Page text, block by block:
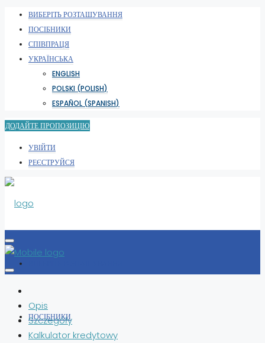
ВИБЕРІТЬ РОЗТАШУВАННЯ
ПОСІБНИКИ
СПІВПРАЦЯ
УКРАЇНСЬКА
ENGLISH
POLSKI (POLISH)
ESPAÑOL (SPANISH)
ДОДАЙТЕ ПРОПОЗИЦІЮ
УВІЙТИ
РЕЄСТРУЙСЯ
ПОСІБНИКИ
Opis
Szczegóły
Kalkulator kredytowy